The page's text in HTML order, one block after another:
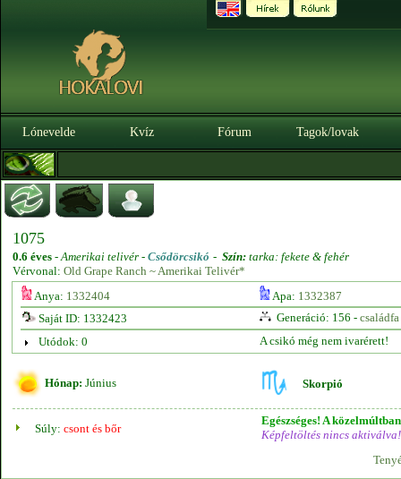
Lónevelde Kvíz Fórum Tagok/lovak
1075
0.6 éves -Amerikai telivér - Csődörcsikó - Szín: tarka: fekete & fehér
Vérvonal: Old Grape Ranch ~ Amerikai Telivér*
Anya: 1332404 Apa: 1332387
Saját ID: 1332423
Generáció: 156 - családfa
Utódok: 0
A csikó még nem ivarérett!
Hónap: Június Skorpió
Súly: csont és bőr
Egészséges! A
Képfeltöltés nincs aktiválva!